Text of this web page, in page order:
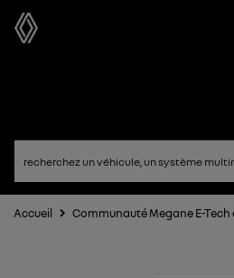
Accueil Communauté Megane E-